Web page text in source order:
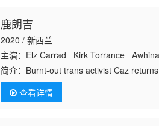
鹿朗吉
2020 / 新西兰
主演：Elz Carrad Kirk Torrance
简介： Burnt-out trans activist Caz
reconnect with his father. As father and
town&amp;#039;s environmental fight
查看详情